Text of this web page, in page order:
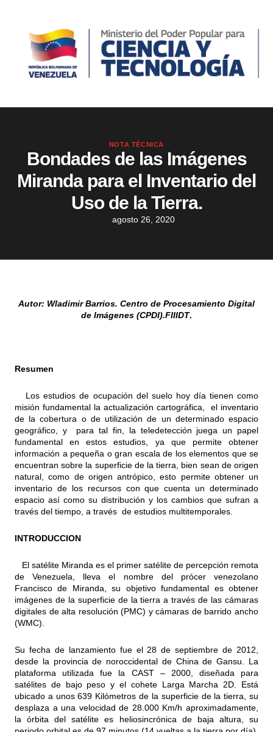
NOTA TÉCNICA
Bondades de las Imágenes
Miranda para el Inventario del
Uso de la Tierra.
agosto 26, 2020
Autor: Wladimir Barrios. Centro de Procesamiento Digital
de Imágenes (CPDI).FIIIDT.
Resumen
Los estudios de ocupación del suelo hoy día tienen como
misión fundamental la actualización cartográfica, el inventario
de la cobertura o de utilización de un determinado espacio
geográfico, y para tal fin, la teledetección juega un papel
fundamental en estos estudios, ya que permite obtener
información a pequeña o gran escala de los elementos que se
encuentran sobre la superficie de la tierra, bien sean de origen
natural, como de origen antrópico, esto permite obtener un
inventario de los recursos con que cuenta un determinado
espacio así como su distribución y los cambios que sufran a
través del tiempo, a través de estudios multitemporales.
INTRODUCCION
El satélite Miranda es el primer satélite de percepción remota
de Venezuela, lleva el nombre del prócer venezolano
Francisco de Miranda, su objetivo fundamental es obtener
imágenes de la superficie de la tierra a través de las cámaras
digitales de alta resolución (PMC) y cámaras de barrido ancho
(WMC).
Su fecha de lanzamiento fue el 28 de septiembre de 2012,
desde la provincia de noroccidental de China de Gansu. La
plataforma utilizada fue la CAST – 2000, diseñada para
satélites de bajo peso y el cohete Larga Marcha 2D. Está
ubicado a unos 639 Kilómetros de la superficie de la tierra, su
desplaza a una velocidad de 28.000 Km/h aproximadamente,
la órbita del satélite es heliosincrónica de baja altura, su